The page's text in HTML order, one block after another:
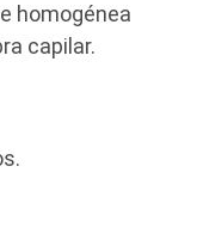
homogénea
capilar.